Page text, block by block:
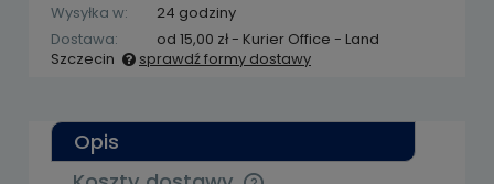
Wysyłka w:
24 godziny
Dostawa:
od 15,00 zł- Kurier Office - Land
Szczecin
sprawdź formy dostawy
Opis